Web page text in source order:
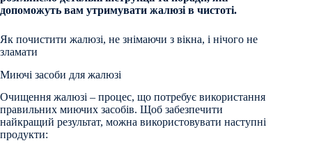
допоможуть вам утримувати жалюзі в чистоті.
Як почистити жалюзі, не знімаючи з вікна, і нічого не
зламати
Миючі засоби для жалюзі
Очищення жалюзі – процес, що потребує використання
правильних миючих засобів. Щоб забезпечити
найкращий результат, можна використовувати наступні
продукти: